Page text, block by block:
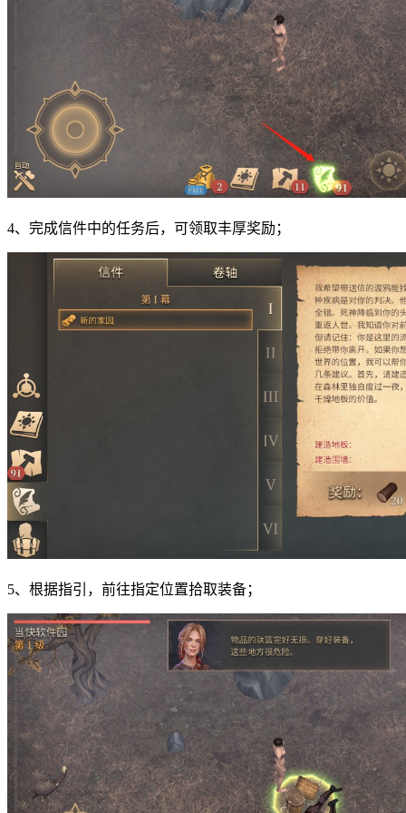
4、完成信件中的任务后，可领取丰厚奖励；
5、根据指引，前往指定位置拾取装备；